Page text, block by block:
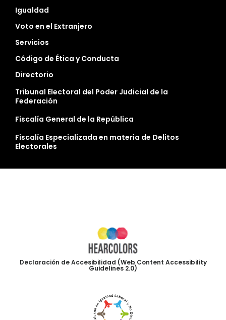
Igualdad
Voto en el Extranjero
Servicios
Código de Ética y Conducta
Directorio
Tribunal Electoral del Poder Judicial de la
Federación
Fiscalía General de la República
Fiscalía Especializada en materia de Delitos
Electorales
Declaración de Accesibilidad (Web Content Accessibility
Guidelines 2.0)